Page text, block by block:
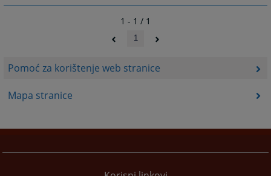
Pomoć za korištenje web stranice
Mapa stranice
1 - 1 / 1
1